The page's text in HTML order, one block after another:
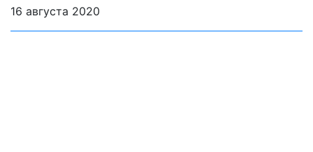
16 августа 2020